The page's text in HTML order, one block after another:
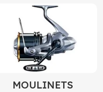
MOULINETS